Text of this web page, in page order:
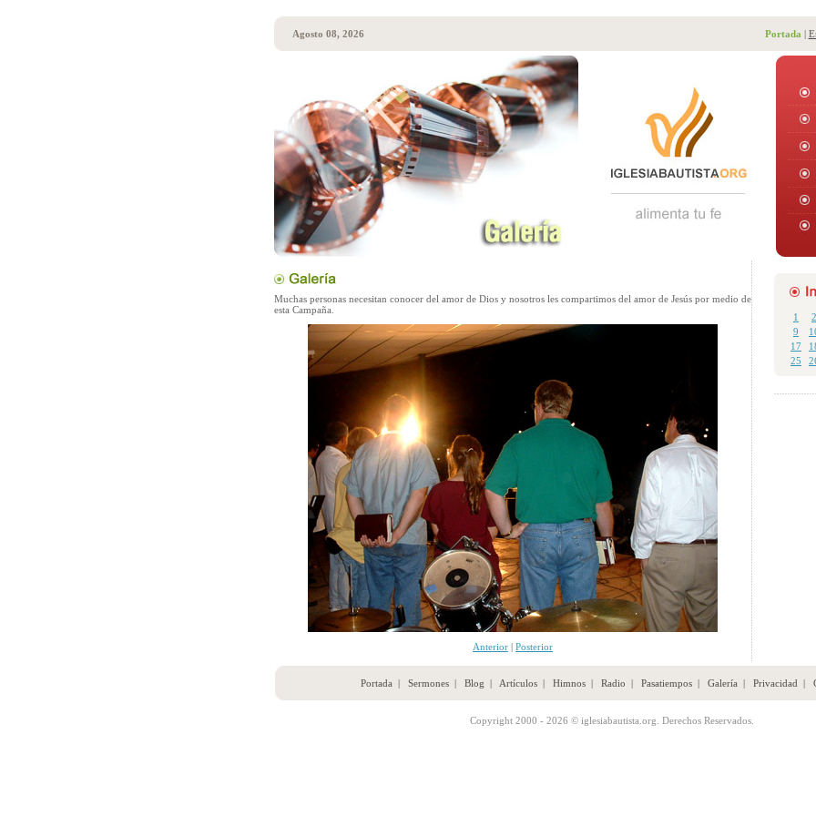
Agosto 08, 2026 Portada |
Muchas personas necesitan conocer del amor de Dios y nosotros les compartimos del amor de Jesús por medio de
esta Campaña.
1 2
9
17
25
Anterior | Posterior
Portada | Sermones| Blog | Artículos| Himnos| Radio | Pasatiempos| Galería | Privacidad |
Copyright 2000 - 2026 © iglesiabautista.org. Derechos Reservados.